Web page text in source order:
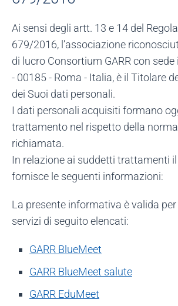
Ai sensi degli artt. 13 e 14 del
679/2016, l’associazione
di lucro Consortium GARR con sede
- 00185 - Roma - Italia, è il Titolare
dei Suoi dati personali.
I dati personali acquisiti formano
trattamento nel rispetto della
richiamata.
In relazione ai suddetti trattamenti
fornisce le seguenti informazioni:
La presente informativa è valida
servizi di seguito elencati:
GARR BlueMeet
GARR BlueMeet salute
GARR EduMeet